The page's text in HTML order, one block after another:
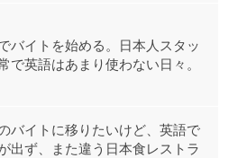
バイトを始める。日本人スタッ
で英語はあまり使わない日々。
バイトに移りたいけど、英語で
出ず、また違う日本食レストラ